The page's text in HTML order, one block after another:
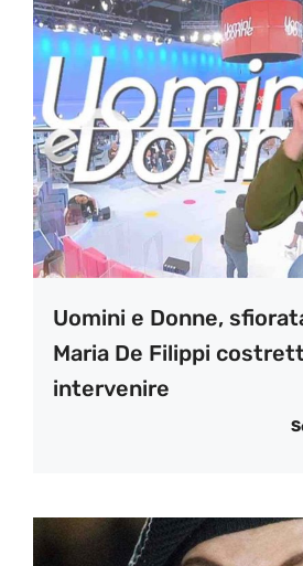
Uomini e Donne,
Maria De Filippi
intervenire